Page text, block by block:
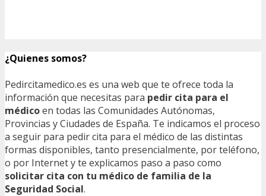
¿Quienes somos?
Pedircitamedico.es es una web que te ofrece toda la
información que necesitas para pedir cita para el
médicoen todas las Comunidades Autónomas,
Provincias y Ciudades de España. Te indicamos el proceso
a seguir para pedir cita para el médico de las distintas
formas disponibles, tanto presencialmente, por teléfono,
o por Internet y te explicamos paso a paso como
solicitar cita con tu médico de familia de la
Seguridad Social.